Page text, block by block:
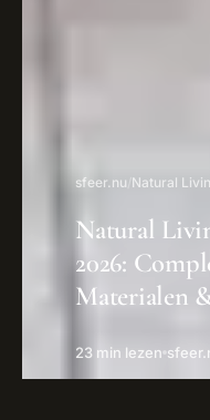
sfeer.nu Natural
Natural
2026:
Materialen
23 min lezen